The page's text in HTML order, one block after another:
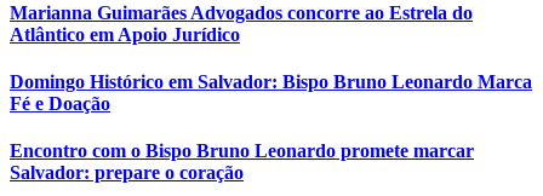
Marianna Guimarães Advogados concorre ao Estrela do
Atlântico em Apoio Jurídico
Domingo Histórico em Salvador: Bispo Bruno Leonardo Marca
Fé e Doação
Encontro com o Bispo Bruno Leonardo promete marcar
Salvador: prepare o coração